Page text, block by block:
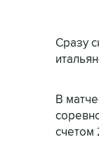
Сразу
В
счетом